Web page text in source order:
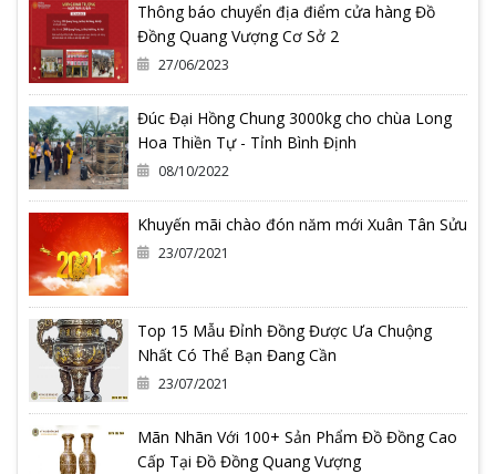
Thông báo chuyển địa điểm cửa hàng Đồ
Đồng Quang Vượng Cơ Sở 2
27/06/2023
Đúc Đại Hồng Chung 3000kg cho chùa Long
Hoa Thiền Tự - Tỉnh Bình Định
08/10/2022
Khuyến mãi chào đón năm mới Xuân Tân Sửu
23/07/2021
Top 15 Mẫu Đỉnh Đồng Được Ưa Chuộng
Nhất Có Thể Bạn Đang Cần
23/07/2021
Mãn Nhãn Với 100+ Sản Phẩm Đồ Đồng Cao
Cấp Tại Đồ Đồng Quang Vượng